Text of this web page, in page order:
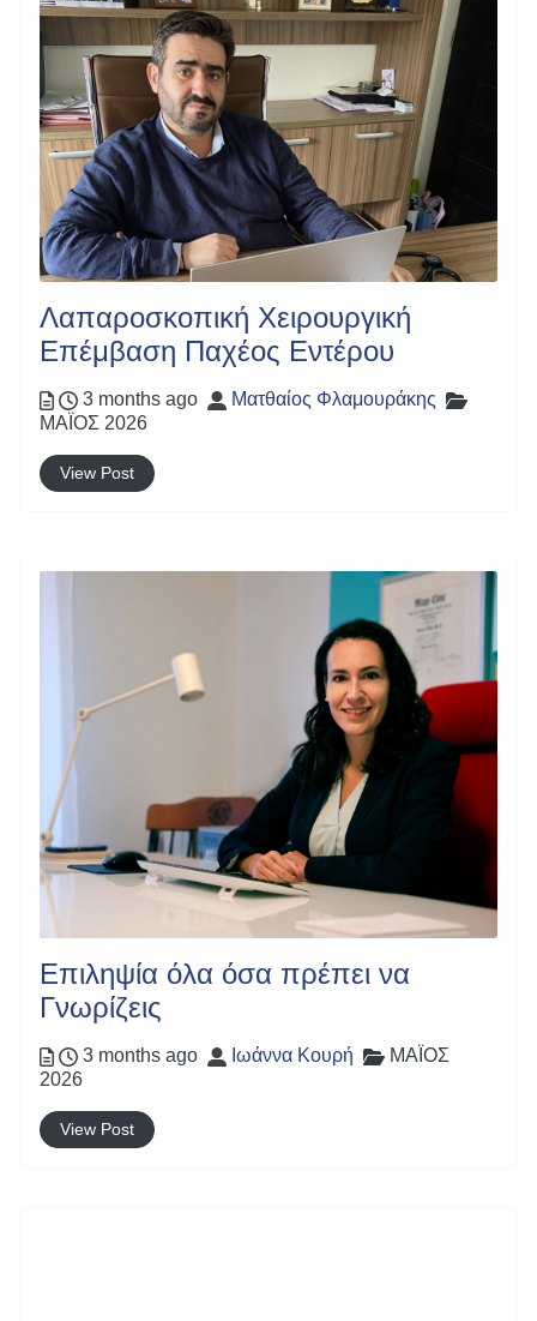
Λαπαροσκοπική Χειρουργική
Επέμβαση Παχέος Εντέρου
Posted
3 months ago Author
Ματθαίος Φλαμουράκης
ΜΑΪΟΣ 2026
View Post
Επιληψία όλα όσα πρέπει να
Γνωρίζεις
Posted
3 months ago Author
Ιωάννα Κουρή Categories
ΜΑΪΟΣ
2026
View Post